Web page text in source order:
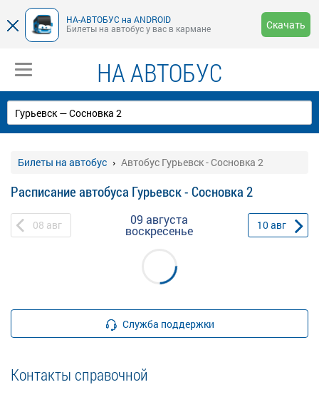
НА-АВТОБУС на ANDROID
Билеты на автобус у вас в кармане
Скачать
НА АВТОБУС
Билеты на автобус Автобус Гурьевск - Сосновка 2
Расписание автобуса Гурьевск - Сосновка 2
08 авг 09 августа
воскресенье 10авг
Служба поддержки
Контакты справочной